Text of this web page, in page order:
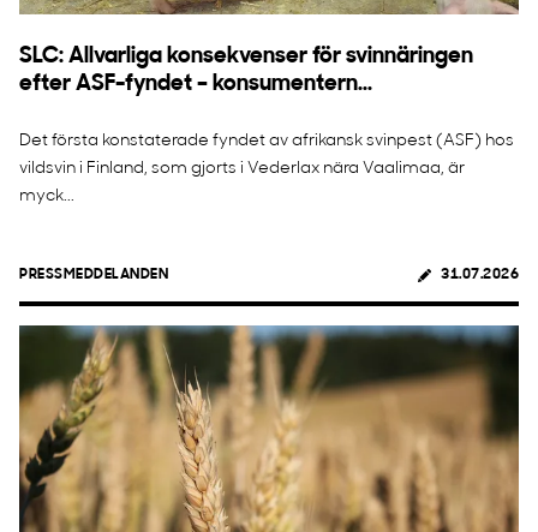
SLC: Allvarliga konsekvenser för svinnäringen
efter ASF-fyndet – konsumentern...
Det första konstaterade fyndet av afrikansk svinpest (ASF) hos
vildsvin i Finland, som gjorts i Vederlax nära Vaalimaa, är
myck...
PRESSMEDDELANDEN 31.07.2026